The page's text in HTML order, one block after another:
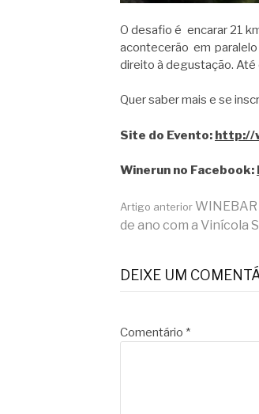
O desafio é encarar 21
acontecerão em
direito à degustação. Até
Quer saber mais e se
Site do Evento: http://
Winerun no Facebook:
lendo
Artigo anterior
de ano com a Vinícola
DEIXE UM
Comentário *